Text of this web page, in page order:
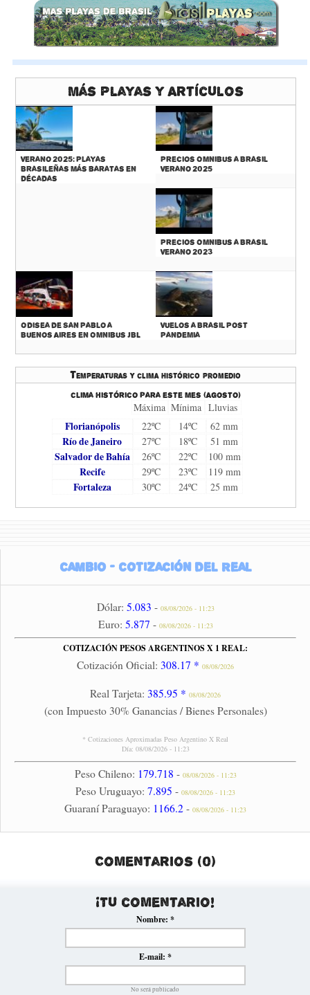
Más Playas y Artículos
Verano 2025: Playas
Brasileñas más baratas en
décadas
Precios Omnibus a Brasil
Verano 2025
Precios Omnibus a Brasil
Verano 2023
Odisea de San Pablo a
Buenos Aires en Omnibus JBL
Vuelos a Brasil Post
Pandemia
Temperaturas y clima histórico promedio
Clima histórico para este mes (Agosto)
Máxima Mínima Lluvias
Florianópolis 22ºC 14ºC 62 mm
Río de Janeiro 27ºC 18ºC 51 mm
Salvador de Bahía 26ºC 22ºC 100 mm
Recife 29ºC 23ºC 119 mm
Fortaleza 30ºC 24ºC 25 mm
Cambio - Cotización del Real
Dólar: 5.083 - 08/08/2026 - 11:23
Euro: 5.877 - 08/08/2026 - 11:23
COTIZACIÓN PESOS ARGENTINOS X 1 REAL:
Cotización Oficial: 308.17 * 08/08/2026
Real Tarjeta: 385.95 * 08/08/2026
(con Impuesto 30% Ganancias / Bienes Personales)
* Cotizaciones Aproximadas Peso Argentino X Real
Día: 08/08/2026 - 11:23
Peso Chileno: 179.718 - 08/08/2026 - 11:23
Peso Uruguayo: 7.895 - 08/08/2026 - 11:23
Guaraní Paraguayo: 1166.2 - 08/08/2026 - 11:23
Comentarios (0)
¡Tu comentario!
Nombre: *
E-mail: *
No será publicado